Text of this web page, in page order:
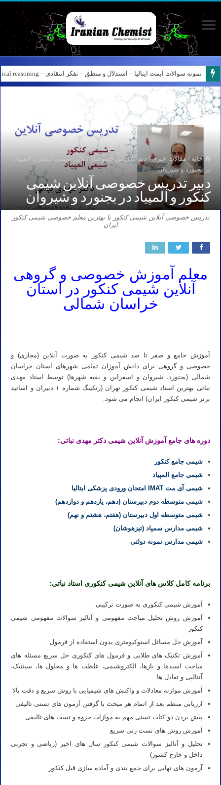
نمونه سوالات آیمت ایتالیا – استدلال و منطق – تفکر انتقادی – Logical reasoning – پارت ۸
کانال آیمت ایتالیا در نرم افزار بله – کانال شیمی آیمت استاد نباتی
خانه / مقالات خبری / دبیر تدریس خصوصی آنلاین شیمی کنکور و المپیاد
در بجنورد و شیروان
دبیر تدریس خصوصی آنلاین شیمی
کنکور و المپیاد در بجنورد و شیروان
تدریس خصوصی آنلاین شیمی کنکور با بهترین معلم خصوصی شیمی کنکور
ایران
معلم آموزش خصوصی و گروهی
آنلاین شیمی کنکور در استان
خراسان شمالی
آموزش جامع و صفر تا صد شیمی کنکور به صورت آنلاین (مجازی) و
خصوصی و گروهی برای دانش آموزان تمامی شهرهای استان خراسان
شمالی (بجنورد، شیروان و اسفراین و بقیه شهرها) توسط استاد مهدی
نباتی بهترین استاد شیمی کنکور تهران (رنکینگ شماره ۱ دبیران و اساتید
برتر شیمی کنکور ایران) انجام می شود.
دوره های جامع آموزش آنلاین شیمی دکتر مهدی نباتی:
شیمی جامع کنکور
شیمی جامع المپیاد
شیمی آی مت IMAT امتحان ورودی پزشکی ایتالیا
شیمی متوسطه دوم دبیرستان (دهم، یازدهم و دوازدهم)
شیمی متوسطه اول دبیرستان (هفتم، هشتم و نهم)
شیمی مدارس سمپاد (تیزهوشان)
شیمی مدارس نمونه دولتی
برنامه کامل کلاس های آنلاین شیمی کنکوری استاد نباتی:
آموزش شیمی کنکوری به صورت ترکیبی
آموزش روش تحلیل مباحث مفهومی و آنالیز سوالات مفهومی شیمی
کنکور
آموزش حل مسائل استوکیومتری بدون استفاده از فرمول
آموزش تکنیک های طلایی و فرمول های کنکوری حل سریع مسئله های
مباحث اسیدها و بازها، الکتروشیمی، غلظت ها و محلول ها، سینتیک،
آنتالپی و تعادل ها
آموزش موازنه معادلات و واکنش های شیمیایی با روش سریع و دقت بالا
ارزیابی منظم بعد از اتمام هر مبحث با گرفتن آزمون های تستی تالیفی
پیش بردن دو کتاب تستی مهم به موازات جزوه و تست های تالیفی
آموزش روش های تست زنی سریع
تحلیل و آنالیز سوالات شیمی کنکور سال های اخیر (ریاضی و تجربی
داخل و خارج کشور)
آزمون های نهایی برای جمع بندی و آماده سازی قبل کنکور